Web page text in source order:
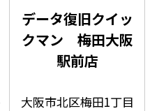
データ復旧クイッ
クマン 梅田大阪
駅前店
大阪市北区梅田1丁目